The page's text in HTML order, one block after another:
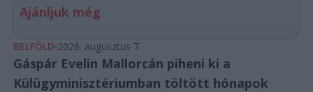
Ajánljuk még
BELFÖLD 2026. augusztus 7.
Gáspár Evelin Mallorcán piheni ki a
Külügyminisztériumban töltött hónapok